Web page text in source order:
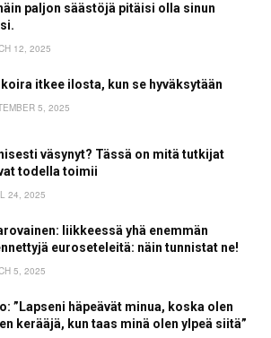
paljon säästöjä pitäisi olla sinun
12, 2025
itkee ilosta, kun se hyväksytään
5, 2025
väsynyt? Tässä on mitä tutkijat
todella toimii
24, 2025
liikkeessä yhä enemmän
euroseteleitä: näin tunnistat ne!
5, 2025
”Lapseni häpeävät minua, koska olen
kerääjä, kun taas minä olen ylpeä siitä”